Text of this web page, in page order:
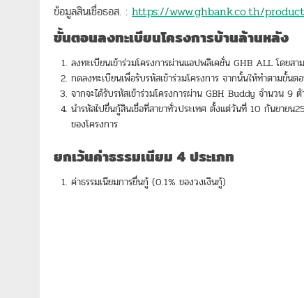
ข้อมูลสินเชื่อธอส. : https://www.ghbank.co.th/
ขั้นตอนลงทะเบียนโครงการบ้านล้านหลัง
ลงทะเบียนเข้าร่วมโครงการผ่านแอปพลิเคชั่น GHB ALL โดย
กดลงทะเบียนเพื่อรับรหัสเข้าร่วมโครงการ จากนั้นให้ทำตามขั้น
จากจะได้รับรหัสเข้าร่วมโครงการผ่าน GBH Buddy จำนวน
นำรหัสไปยื่นกู้สินเชื่อที่สาขาทั่วประเทศ ตั้งแต่วันที่ 10 กันยาย
ของโครงการ
ยกเว้นค่าธรรมเนียม 4ประเภท
ค่าธรรมเนียมการยื่นกู้ (0.1% ของวงเงินกู้)